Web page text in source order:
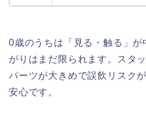
0歳のうちは「見る・触る」
がりはまだ限られます。スタ
パーツが大きめで誤飲リスク
安心です。